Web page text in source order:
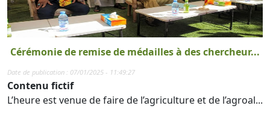
Cérémonie de remise de médailles à des chercheur...
Date de publication : 07/01/2025 - 11:49:27
Contenu fictif
L’heure est venue de faire de l’agriculture et de l’agroal...